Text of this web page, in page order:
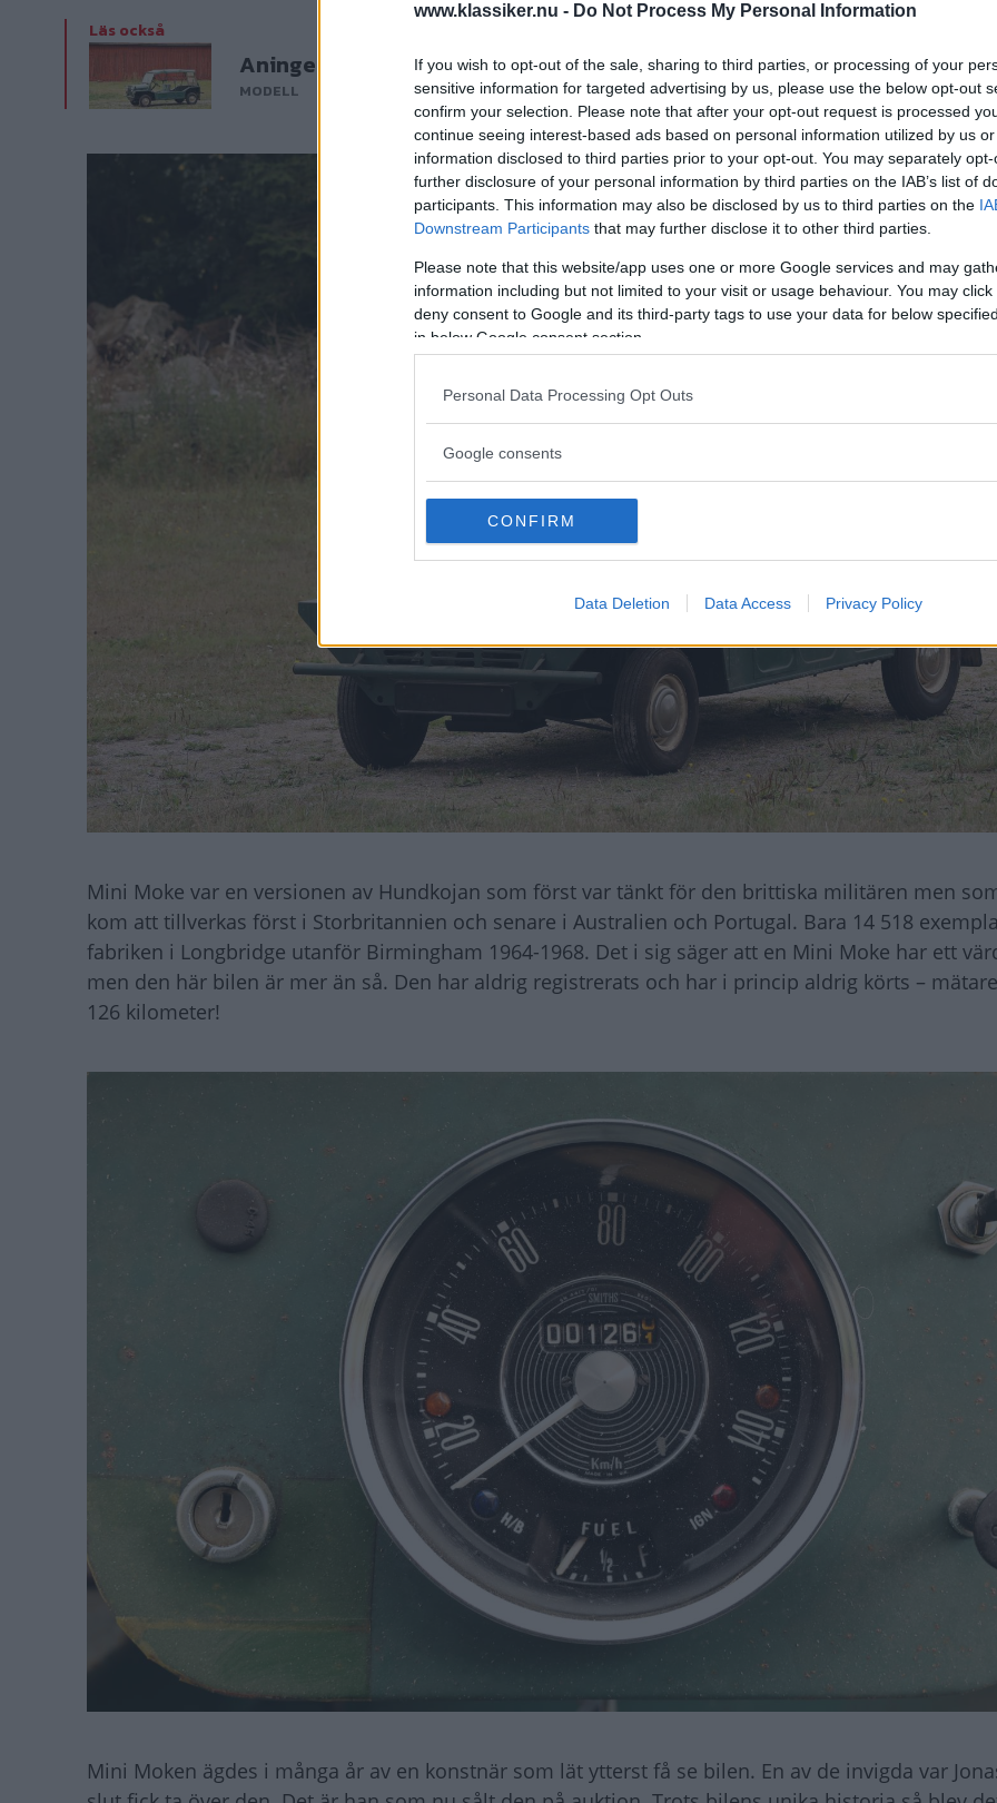
www.klassiker.nu - Do Not Process My Personal Information
If you wish to opt-out of the sale, sharing to third parties, or processing of your
sensitive information for targeted advertising by us, please use the below opt-out
confirm your selection. Please note that after your opt-out request is processed
continue seeing interest-based ads based on personal information utilized by us
information disclosed to third parties prior to your opt-out. You may separately
further disclosure of your personal information by third parties on the IAB’s list of
participants. This information may also be disclosed by us to third parties on the
Downstream Participants that may further disclose it to other third parties.
Please note that this website/app uses one or more Google services and may
information including but not limited to your visit or usage behaviour. You may
deny consent to Google and its third-party tags to use your data for below
in below Google consent section.
Personal Data Processing Opt Outs
Google consents
CONFIRM
Data Deletion Data Access Privacy Policy
Läs också
Aningen lagerskadad – men helt oanvänd
MODELL
Mini Moke var en versionen av Hundkojan som först var tänkt för den brittiska militären men
kom att tillverkas först i Storbritannien och senare i Australien och Portugal. Bara 14 518
fabriken i Longbridge utanför Birmingham 1964-1968. Det i sig säger att en Mini Moke har ett
men den här bilen är mer än så. Den har aldrig registrerats och har i princip aldrig körts –
126 kilometer!
Mini Moken ägdes i många år av en konstnär som lät ytterst få se bilen. En av de invigda var